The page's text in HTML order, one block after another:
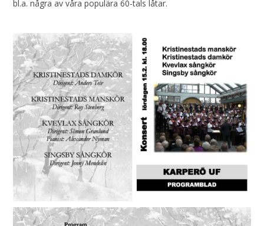
bl.a. några av våra populära 60-tals låtar.